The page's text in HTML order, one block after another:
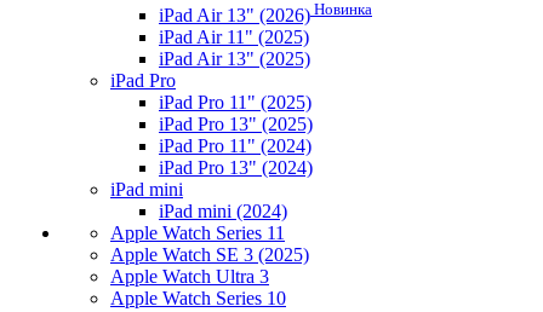
iPad Air 13" (2026) Новинка
iPad Air 11" (2025)
iPad Air 13" (2025)
iPad Pro
iPad Pro 11" (2025)
iPad Pro 13" (2025)
iPad Pro 11" (2024)
iPad Pro 13" (2024)
iPad mini
iPad mini (2024)
Apple Watch Series 11
Apple Watch SE 3 (2025)
Apple Watch Ultra 3
Apple Watch Series 10